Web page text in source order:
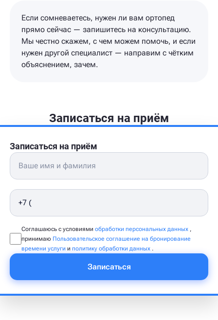
Если сомневаетесь, нужен ли вам ортопед
прямо сейчас — запишитесь на консультацию.
Мы честно скажем, с чем можем помочь, и если
нужен другой специалист — направим с чётким
объяснением, зачем.
Записаться на приём
Записаться на приём
Соглашаюсь с условиями обработки персональных данных ,
принимаю Пользовательское соглашение на бронирование
времени услуги и политику обработки данных .
Записаться